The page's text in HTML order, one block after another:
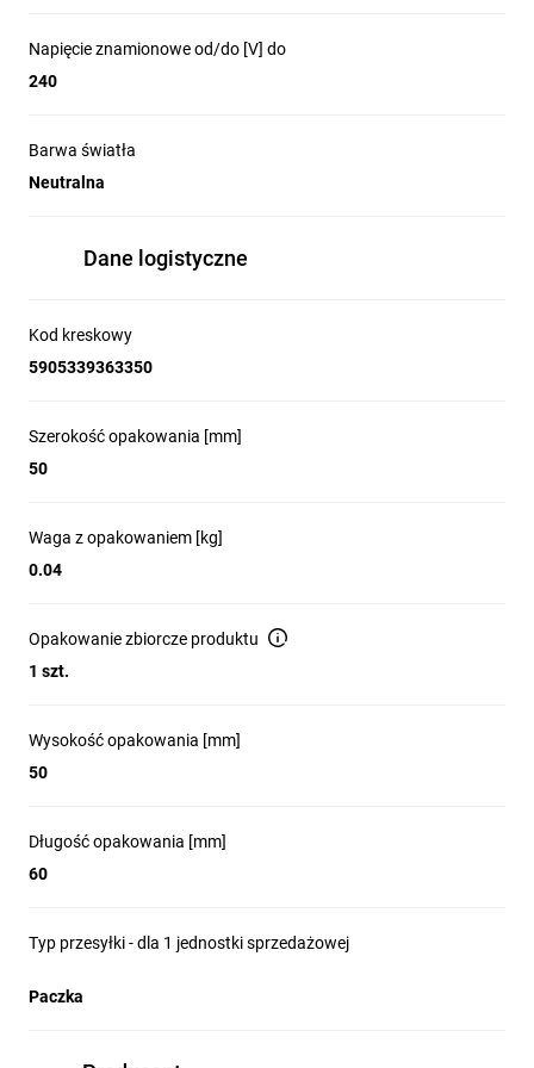
Napięcie znamionowe od/do [V] do
240
Barwa światła
Neutralna
Dane logistyczne
Kod kreskowy
5905339363350
Szerokość opakowania [mm]
50
Waga z opakowaniem [kg]
0.04
Opakowanie zbiorcze produktu
1 szt.
Wysokość opakowania [mm]
50
Długość opakowania [mm]
60
Typ przesyłki - dla 1 jednostki sprzedażowej
Paczka